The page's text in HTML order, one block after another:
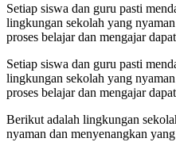
Setiap siswa dan guru pasti
lingkungan sekolah yang
proses belajar dan mengajar
Setiap siswa dan guru pasti
lingkungan sekolah yang
proses belajar dan mengajar
Berikut adalah lingkungan
nyaman dan menyenangkan